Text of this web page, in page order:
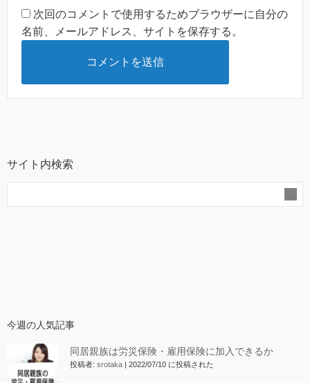
次回のコメントで使用するためブラウザーに自分の
名前、メールアドレス、サイトを保存する。
サイト内検索
今週の人気記事
同居親族は労災保険・雇用保険に加入できるか
投稿者: srotaka | 2022/07/10 に投稿された